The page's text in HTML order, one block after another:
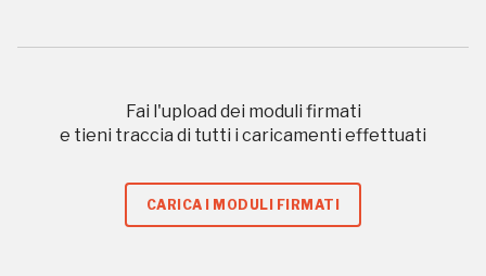
Fai l'upload dei moduli firmati
e tieni traccia di tutti i caricamenti effettuati
CARICA I MODULI FIRMATI
Scopri tutte le opportunità riservate agli iscritti
Museo
Sansevero